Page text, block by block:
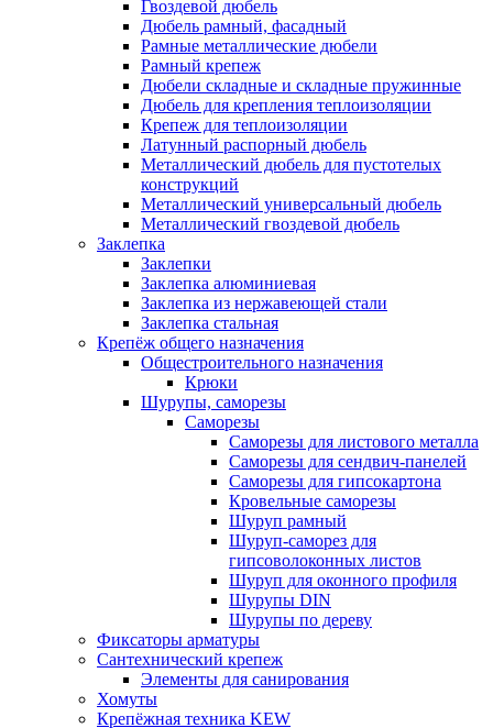
Гвоздевой дюбель
Дюбель рамный, фасадный
Рамные металлические дюбели
Рамный крепеж
Дюбели складные и складные пружинные
Дюбель для крепления теплоизоляции
Крепеж для теплоизоляции
Латунный распорный дюбель
Металлический дюбель для пустотелых
конструкций
Металлический универсальный дюбель
Металлический гвоздевой дюбель
Заклепка
Заклепки
Заклепка алюминиевая
Заклепка из нержавеющей стали
Заклепка стальная
Крепёж общего назначения
Общестроительного назначения
Крюки
Шурупы, саморезы
Саморезы
Саморезы для листового металла
Саморезы для сендвич-панелей
Саморезы для гипсокартона
Кровельные саморезы
Шуруп рамный
Шуруп-саморез для
гипсоволоконных листов
Шуруп для оконного профиля
Шурупы DIN
Шурупы по дереву
Фиксаторы арматуры
Сантехнический крепеж
Элементы для санирования
Хомуты
Крепёжная техника KEW